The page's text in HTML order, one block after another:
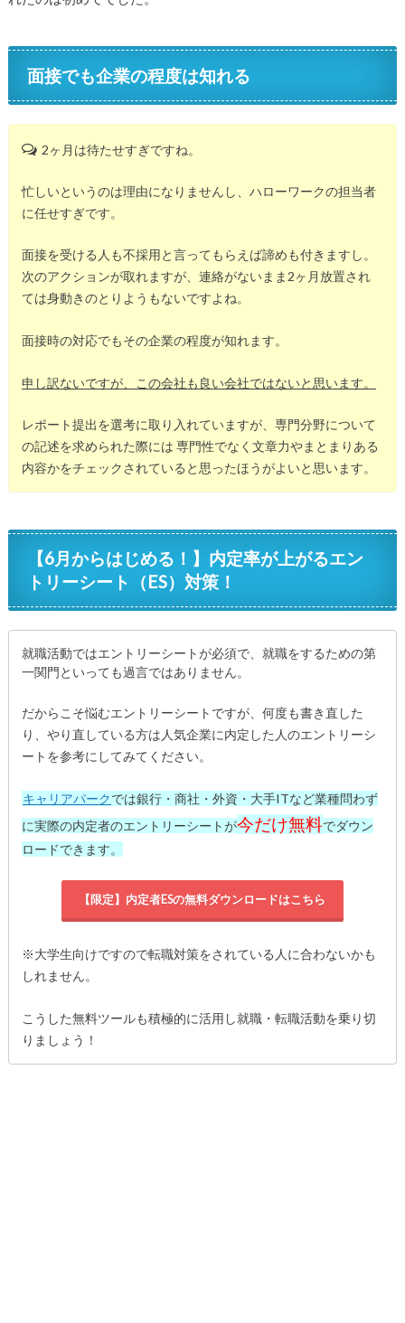
面接でも企業の程度は知れる
2ヶ月は待たせすぎですね。
忙しいというのは理由になりませんし、ハローワークの担当者
に任せすぎです。
面接を受ける人も不採用と言ってもらえば諦めも付きますし。
次のアクションが取れますが、連絡がないまま2ヶ月放置され
ては身動きのとりようもないですよね。
面接時の対応でもその企業の程度が知れます。
申し訳ないですが、この会社も良い会社ではないと思います。
レポート提出を選考に取り入れていますが、専門分野について
の記述を求められた際には 専門性でなく文章力やまとまりある
内容かをチェックされていると思ったほうがよいと思います。
【6月からはじめる！】内定率が上がるエン
トリーシート（ES）対策！
就職活動ではエントリーシートが必須で、就職をするための第
一関門といっても過言ではありません。
だからこそ悩むエントリーシートですが、何度も書き直した
り、やり直している方は人気企業に内定した人のエントリーシ
ートを参考にしてみてください。
キャリアパークでは銀行・商社・外資・大手ITなど業種問わず
に実際の内定者のエントリーシートが今だけ無料でダウン
ロードできます。
【限定】内定者ESの無料ダウンロードはこちら
※大学生向けですので転職対策をされている人に合わないかも
しれません。
こうした無料ツールも積極的に活用し就職・転職活動を乗り切
りましょう！